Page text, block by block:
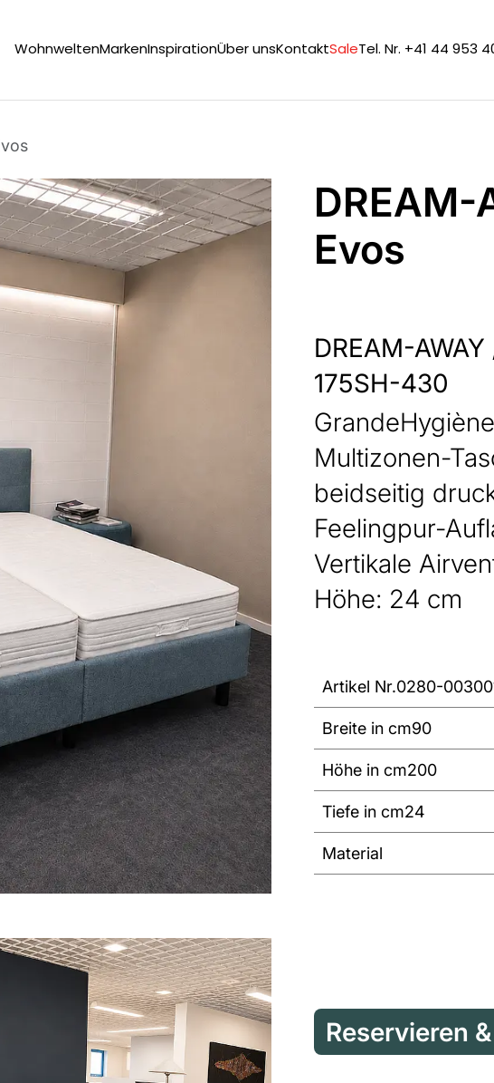
WohnweltenMarkenInspirationÜber unsKontaktSaleTel. Nr. +41 44 953
DREAM-
Evos
DREAM-
175SH-430
GrandeHygiène
Multizonen-
beidseitig
Feelingpur-
Vertikale
Höhe: 24 cm
Artikel Nr.0280-
Breite in cm90
Höhe in cm200
Tiefe in cm24
Material